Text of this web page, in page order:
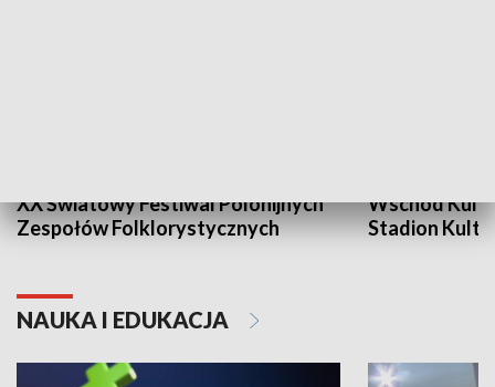
XX Światowy Festiwal Polonijnych
Zespołów Folklorystycznych
Wschód
Stadion
NAUKA I EDUKACJA